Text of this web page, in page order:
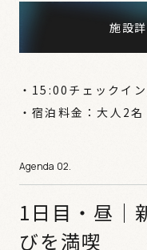
施設
・15:00チェックイ
・宿泊料金：大人2
1日目・昼｜
びを満喫